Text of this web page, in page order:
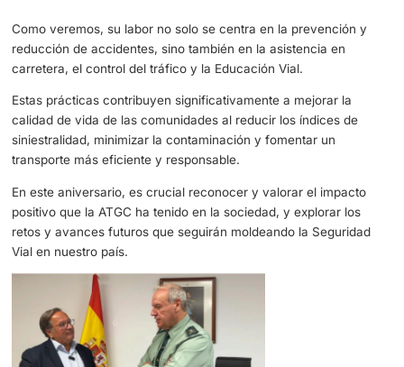
Vigilancia del cumplimiento de la normativa sobre
transportes por carretera.
Asegurando que todos los vehículos y conductores
con las regulaciones establecidas para el transporte
eficiente.
Como veremos, su labor no solo se centra en la
reducción de accidentes, sino también en la asistencia
carretera, el control del tráfico y la Educación Vial.
Estas prácticas contribuyen significativamente a mejorar
calidad de vida de las comunidades al reducir los
siniestralidad, minimizar la contaminación y fomentar un